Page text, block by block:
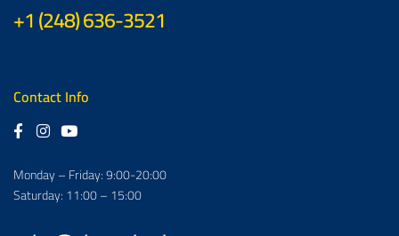
+1 (248) 636-3521
Contact Info
Monday – Friday: 9:00-20:00
Saturday: 11:00 – 15:00